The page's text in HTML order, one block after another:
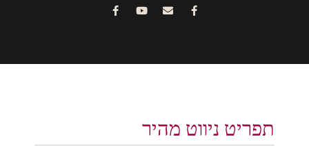
תפריט ניווט מהיר